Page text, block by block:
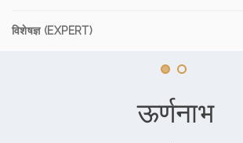
विशेषज्ञ (EXPERT)
ऊर्णनाभ